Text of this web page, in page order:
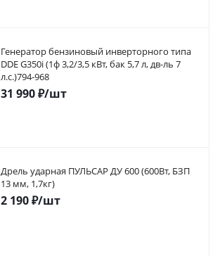
Генератор бензиновый инверторного типа
DDE G350i (1ф 3,2/3,5 кВт, бак 5,7 л, дв-ль 7
л.с.)794-968
31 990₽/шт
Дрель ударная ПУЛЬСАР ДУ 600 (600Вт, БЗП
13 мм, 1,7кг)
2 190₽/шт